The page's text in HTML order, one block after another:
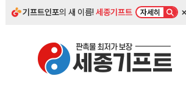
기프트인포의 새 이름!세종기프트 자세히 ×